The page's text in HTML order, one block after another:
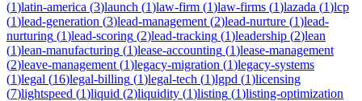
(1)latin-america (3)launch (1)law-firm (1)law-firms (1)lazada (1)lcp
(1)lead-generation (3)lead-management (2)lead-nurture (1)lead-
nurturing (1)lead-scoring (2)lead-tracking (1)leadership (2)lean
(1)lean-manufacturing (1)lease-accounting (1)lease-management
(2)leave-management (1)legacy-migration (1)legacy-systems
(1)legal (16)legal-billing (1)legal-tech (1)lgpd (1)licensing
(7)lightspeed (1)liquid (2)liquidity (1)listing (1)listing-optimization